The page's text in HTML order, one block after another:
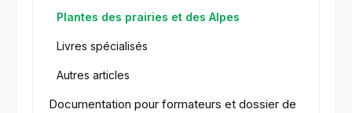
Plantes des prairies et des Alpes
Livres spécialisés
Autres articles
Documentation pour formateurs et dossier de